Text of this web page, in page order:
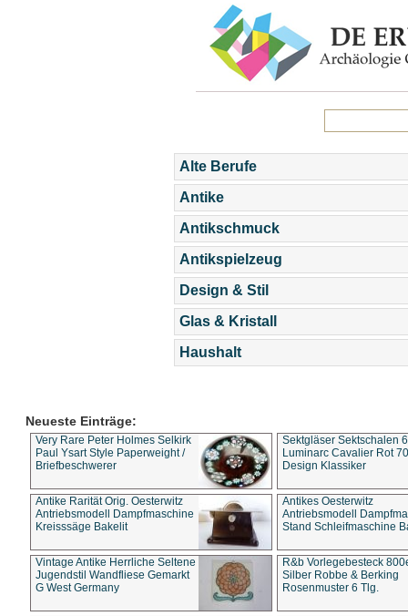
Alte Berufe
Antike
Antikschmuck
Antikspielzeug
Design & Stil
Glas & Kristall
Haushalt
Neueste Einträge:
Very Rare Peter Holmes Selkirk
Paul Ysart Style Paperweight /
Briefbeschwerer
Sektgläser Sektschalen
Luminarc Cavalier Rot
Design Klassiker
Antike Rarität Orig. Oesterwitz
Antriebsmodell Dampfmaschine
Kreisssäge Bakelit
Antikes Oesterwitz
Antriebsmodell
Stand Schleifmaschine
Vintage Antike Herrliche Seltene
Jugendstil Wandfliese Gemarkt
G West Germany
R&b Vorlegebesteck
Silber Robbe & Berking
Rosenmuster 6 Tlg.